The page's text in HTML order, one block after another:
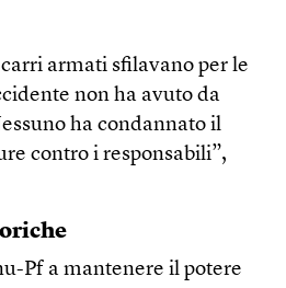
armati sfilavano per le
non ha avuto da
ha condannato il
contro i responsabili”,
Pf a mantenere il potere